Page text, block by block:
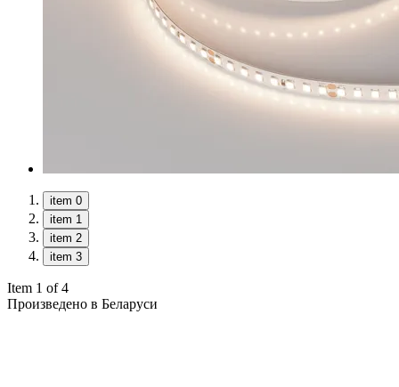
item 0
item 1
item 2
item 3
Item 1 of 4
Произведено в Беларуси